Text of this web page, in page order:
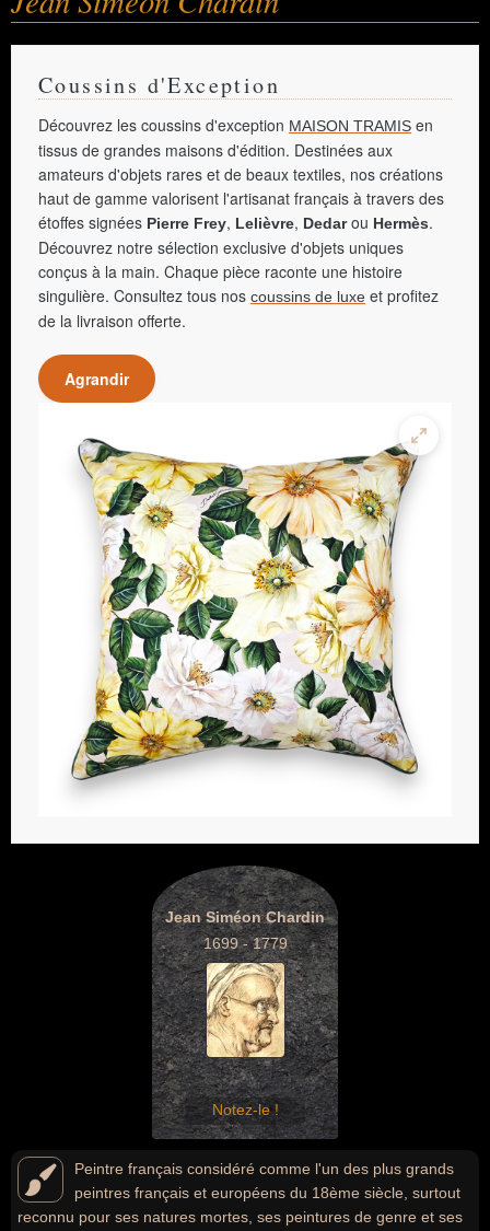
Coussins d'Exception
Découvrez les coussins d'exception MAISON TRAMIS en
tissus de grandes maisons d'édition. Destinées aux
amateurs d'objets rares et de beaux textiles, nos créations
haut de gamme valorisent l'artisanat français à travers des
étoffes signées Pierre Frey, Lelièvre, Dedarou Hermès.
Découvrez notre sélection exclusive d'objets uniques
conçus à la main. Chaque pièce raconte une histoire
singulière. Consultez tous nos coussins de luxe et profitez
de la livraison offerte.
Agrandir
Jean Siméon Chardin
1699 - 1779
Notez-le !
Peintre français considéré comme l'un des plus grands
peintres français et européens du 18ème siècle, surtout
reconnu pour ses natures mortes, ses peintures de genre et ses